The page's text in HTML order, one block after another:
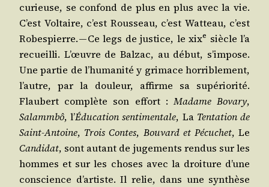
curieuse, se confond de plus en plus avec la vie.
C’est Vol­taire, c’est Rous­seau, c’est Wat­teau, c’est
Robes­pierre. — Ce legs de jus­tice, lexixe siècle l’a
recueilli. L’œuvre de Bal­zac, au début, s’impose.
Une par­tie de l’humanité y gri­mace hor­ri­ble­ment,
l’autre, par la dou­leur, affirme sa supé­rio­ri­té.
Flau­bert com­plète son effort :Madame Bova­ry,
Salamm­bô, l’Édu­ca­tion sen­ti­men­tale, La Ten­ta­tion de
Saint-Antoine, Trois Contes, Bou­vard et Pécu­chet, Le
Can­di­dat, sont autant de juge­ments ren­dus sur les
hommes et sur les choses avec la droi­ture d’une
conscience d’artiste. Il relie, dans une syn­thèse